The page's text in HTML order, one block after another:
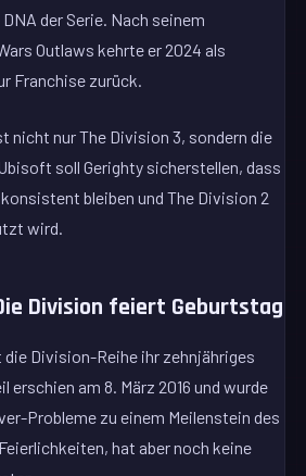
der Serie. Nach seinem
Outlaws kehrte er 2024 als
Franchise zurück.
nicht nur The Division 3, sondern die
soll Gerighty sicherstellen, dass
bleiben und The Division 2
wird.
Division feiert Geburtstag
die Division-Reihe ihr zehnjähriges
erschien am 8. März 2016 und wurde
Probleme zu einem Meilenstein des
hat aber noch keine